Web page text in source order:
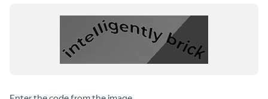
+7 925 282 34 40
ПРОДУКЦИЯ
Каталог